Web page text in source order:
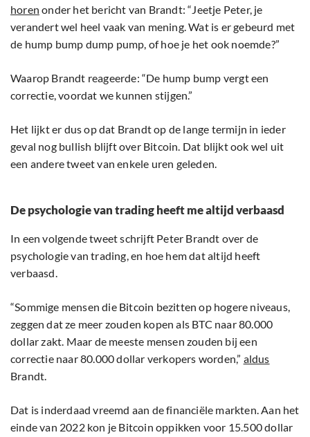
horen onder het bericht van Brandt: “Jeetje Peter, je
verandert wel heel vaak van mening. Wat is er gebeurd met
de hump bump dump pump, of hoe je het ook noemde?”
Waarop Brandt reageerde: “De hump bump vergt een
correctie, voordat we kunnen stijgen.”
Het lijkt er dus op dat Brandt op de lange termijn in ieder
geval nog bullish blijft over Bitcoin. Dat blijkt ook wel uit
een andere tweet van enkele uren geleden.
De psychologie van trading heeft me altijd verbaasd
In een volgende tweet schrijft Peter Brandt over de
psychologie van trading, en hoe hem dat altijd heeft
verbaasd.
“Sommige mensen die Bitcoin bezitten op hogere niveaus,
zeggen dat ze meer zouden kopen als BTC naar 80.000
dollar zakt. Maar de meeste mensen zouden bij een
correctie naar 80.000 dollar verkopers worden,” aldus
Brandt.
Dat is inderdaad vreemd aan de financiële markten. Aan het
einde van 2022 kon je Bitcoin oppikken voor 15.500 dollar